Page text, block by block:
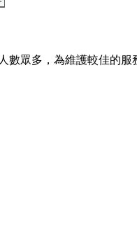
數眾多，為維護較佳的